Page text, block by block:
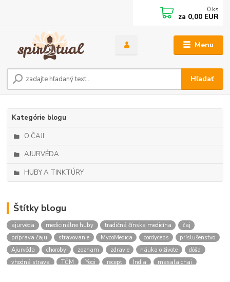
Menu
Hľadať
0 ks
za 0,00 EUR
Kategórie blogu
O ČAJI
AJURVÉDA
HUBY A TINKTÚRY
Štítky blogu
ajurvéda medicinálne huby tradičná čínska medicína
čaj
príprava čaju
stravovanie MycoMedica cordyceps
príslušenstvo
Ajurvéda
choroby zoznam zdravie náuka o živote
dóša
vhodná strava
TČM Yogi recept India
masala chai